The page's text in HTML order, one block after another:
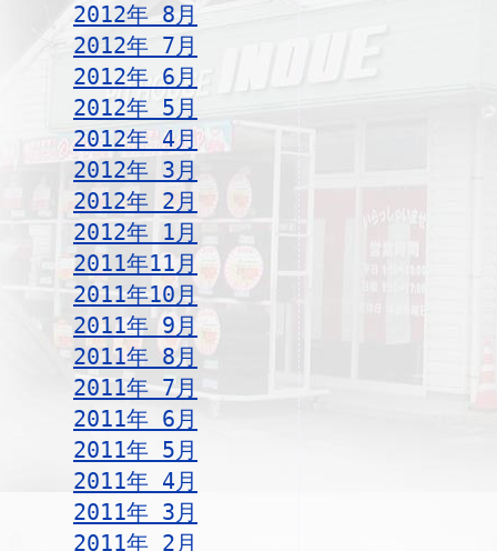
2012年 8月
2012年 7月
2012年 6月
2012年 5月
2012年 4月
2012年 3月
2012年 2月
2012年 1月
2011年11月
2011年10月
2011年 9月
2011年 8月
2011年 7月
2011年 6月
2011年 5月
2011年 4月
2011年 3月
2011年 2月